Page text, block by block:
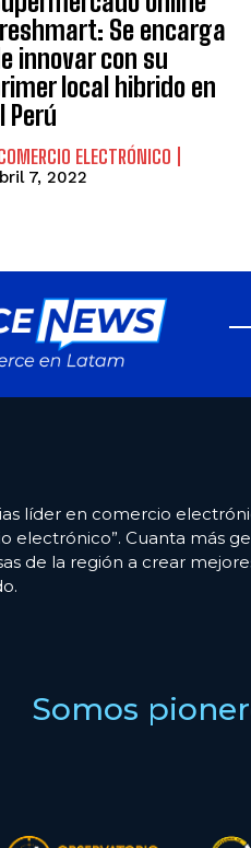
Se encarga
innovar con su
local hibrido en
Perú
ELECTRÓNICO
7, 2022
líder en comercio
electrónico”. Cuanta más
de la región a crear
Somos